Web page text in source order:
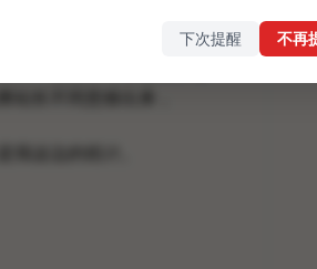
集一些资源值这么多钱，这
具，想想你尊重这些作者
我这边的统计。
下次提醒 不再